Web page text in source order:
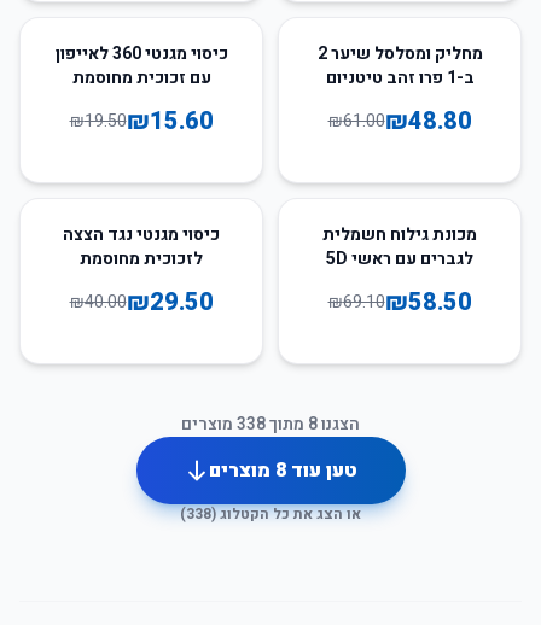
20
מחליק ומסלסל שיער 2
ב-1 פרו זהב טיטניום
₪48.80
₪61.00
20
כיסוי מגנטי 360 לאייפון
עם זכוכית מחוסמת
₪15.60
₪19.50
15מכונת גילוח חשמלית
לגברים עם ראשי 5D
₪58.50
₪69.10
26כיסוי מגנטי נגד הצצה
לזכוכית מחוסמת
₪29.50
₪40.00
הצגנו8 מתוך338מוצרים
טען עוד8 מוצרים
או הצג את כל הקטלוג (338
)